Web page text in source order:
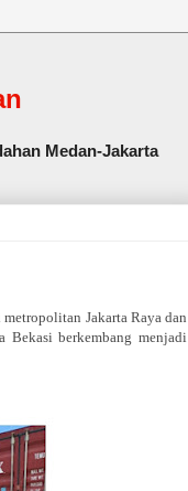
Medan-Jakarta
Jakarta Raya dan
Bekasi berkembang menjadi